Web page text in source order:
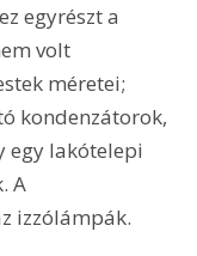
egyrészt a
volt
méretei;
kondenzátorok,
egy lakótelepi
A
izzólámpák.